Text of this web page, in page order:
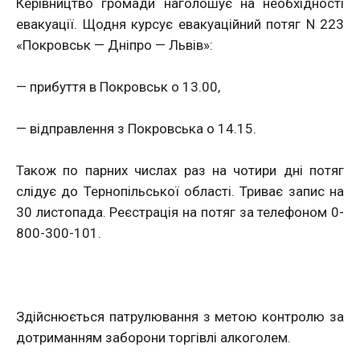
Керівництво громади наголошує на необхідності
евакуації. Щодня курсує евакуаційний потяг N 223
«Покровськ — Дніпро — Львів»:
— прибуття в Покровськ о 13.00,
— відправлення з Покровська о 14.15.
Також по парних числах раз на чотири дні потяг
слідує до Тернопільської області. Триває запис на
30 листопада. Реєстрація на потяг за телефоном 0-
800-300-101.
Здійснюється патрулювання з метою контролю за
дотриманням заборони торгівлі алкоголем.